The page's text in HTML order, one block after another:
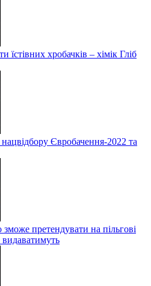
хробачків – хімік Гліб
Євробачення-2022 та
претендувати на пільгові
видаватимуть